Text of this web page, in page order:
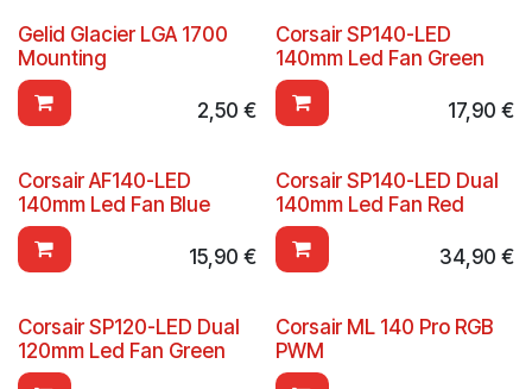
Gelid Glacier LGA 1700
Mounting
2,50 €
Corsair SP140-LED
140mm Led Fan Green
17,90 €
Corsair AF140-LED
140mm Led Fan Blue
15,90 €
Corsair SP140-LED Dual
140mm Led Fan Red
34,90 €
Corsair SP120-LED Dual
120mm Led Fan Green
Corsair ML 140 Pro RGB
PWM